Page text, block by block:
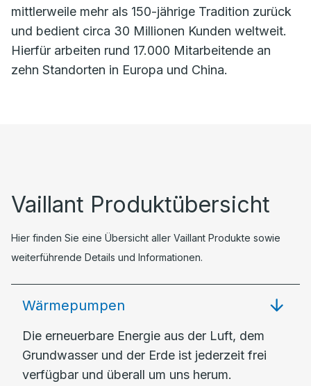
mittlerweile mehr als 150-jährige Tradition zurück
und bedient circa 30 Millionen Kunden weltweit.
Hierfür arbeiten rund 17.000 Mitarbeitende an
zehn Standorten in Europa und China.
Vaillant Produktübersicht
Hier finden Sie eine Übersicht aller Vaillant Produkte sowie
weiterführende Details und Informationen.
Wärmepumpen
Die erneuerbare Energie aus der Luft, dem
Grundwasser und der Erde ist jederzeit frei
verfügbar und überall um uns herum.